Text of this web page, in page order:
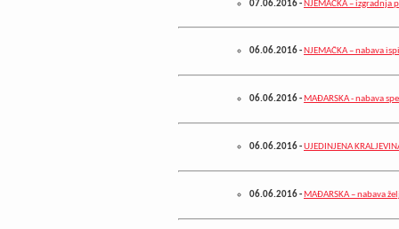
07.06.2016- NJEMAČKA – izgradnja
06.06.2016-NJEMAČKA – nabava
06.06.2016-MAĐARSKA - nabava
06.06.2016-UJEDINJENA
06.06.2016-MAĐARSKA – nabava